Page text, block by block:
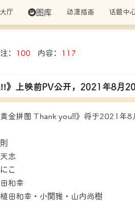
厅 图库 动漫插画 话题中
： 100 内容： 117
》上映前PV公开，2021年8月
金拼图 Thank you!!》将于2021年8
志
こ
和幸
田和幸・小関雅・山内尚樹